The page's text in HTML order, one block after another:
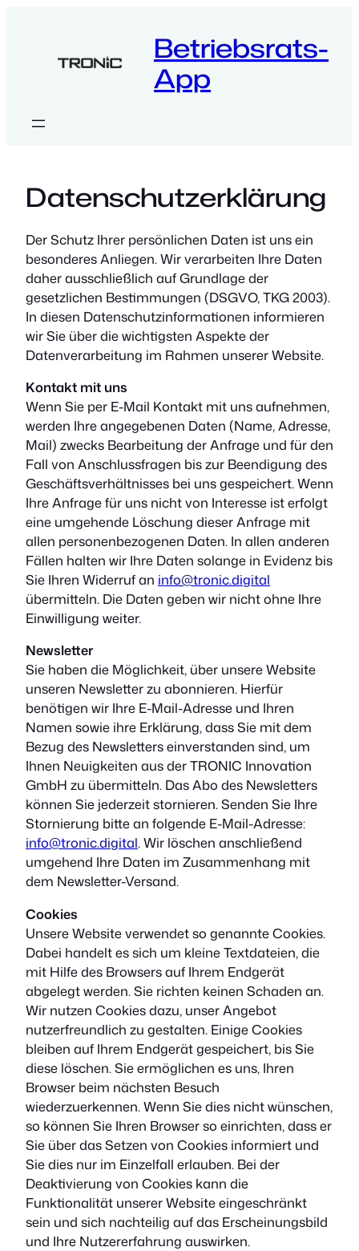
springen
Betriebsrats-
App
Datenschutzerklärung
Der Schutz Ihrer persönlichen Daten ist uns ein
besonderes Anliegen. Wir verarbeiten Ihre Daten
daher ausschließlich auf Grundlage der
gesetzlichen Bestimmungen (DSGVO, TKG 2003).
In diesen Datenschutzinformationen informieren
wir Sie über die wichtigsten Aspekte der
Datenverarbeitung im Rahmen unserer Website.
Kontakt mit uns
Wenn Sie per E-Mail Kontakt mit uns aufnehmen,
werden Ihre angegebenen Daten (Name, Adresse,
Mail) zwecks Bearbeitung der Anfrage und für den
Fall von Anschlussfragen bis zur Beendigung des
Geschäftsverhältnisses bei uns gespeichert. Wenn
Ihre Anfrage für uns nicht von Interesse ist erfolgt
eine umgehende Löschung dieser Anfrage mit
allen personenbezogenen Daten. In allen anderen
Fällen halten wir Ihre Daten solange in Evidenz bis
Sie Ihren Widerruf an info@tronic.digital
übermitteln. Die Daten geben wir nicht ohne Ihre
Einwilligung weiter.
Newsletter
Sie haben die Möglichkeit, über unsere Website
unseren Newsletter zu abonnieren. Hierfür
benötigen wir Ihre E-Mail-Adresse und Ihren
Namen sowie ihre Erklärung, dass Sie mit dem
Bezug des Newsletters einverstanden sind, um
Ihnen Neuigkeiten aus der TRONIC Innovation
GmbH zu übermitteln. Das Abo des Newsletters
können Sie jederzeit stornieren. Senden Sie Ihre
Stornierung bitte an folgende E-Mail-Adresse:
info@tronic.digital. Wir löschen anschließend
umgehend Ihre Daten im Zusammenhang mit
dem Newsletter-Versand.
Cookies
Unsere Website verwendet so genannte Cookies.
Dabei handelt es sich um kleine Textdateien, die
mit Hilfe des Browsers auf Ihrem Endgerät
abgelegt werden. Sie richten keinen Schaden an.
Wir nutzen Cookies dazu, unser Angebot
nutzerfreundlich zu gestalten. Einige Cookies
bleiben auf Ihrem Endgerät gespeichert, bis Sie
diese löschen. Sie ermöglichen es uns, Ihren
Browser beim nächsten Besuch
wiederzuerkennen. Wenn Sie dies nicht wünschen,
so können Sie Ihren Browser so einrichten, dass er
Sie über das Setzen von Cookies informiert und
Sie dies nur im Einzelfall erlauben. Bei der
Deaktivierung von Cookies kann die
Funktionalität unserer Website eingeschränkt
sein und sich nachteilig auf das Erscheinungsbild
und Ihre Nutzererfahrung auswirken.